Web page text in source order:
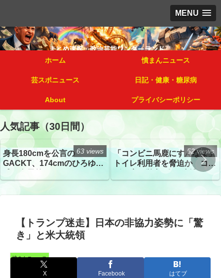
MENU
ホーム 憤まんニュース
芸スポニュース 日記・健康・糖尿病
About プライバシーポリシー
人気記事（30日間）
身長180cmを公言の
GACKT、174cmのひろゆき
トざわつき イベントでの写
真が話題
63 views
「コンビニ馬鹿にすんなよ」
トイレ利用者を脅迫か コン
52 views
【トランプ迷走】日本の非協力姿勢に「驚
き」と米大統領
憤まんニュース
X Facebook はてブ